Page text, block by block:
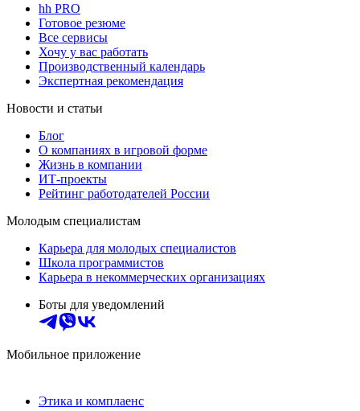
hh PRO
Готовое резюме
Все сервисы
Хочу у вас работать
Производственный календарь
Экспертная рекомендация
Новости и статьи
Блог
О компаниях в игровой форме
Жизнь в компании
ИТ-проекты
Рейтинг работодателей России
Молодым специалистам
Карьера для молодых специалистов
Школа программистов
Карьера в некоммерческих организациях
Боты для уведомлений
Мобильное приложение
Этика и комплаенс